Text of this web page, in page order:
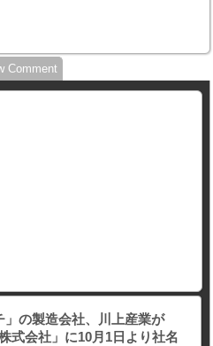
Comment
」の製造会社、川上産業が
式会社」に10月1日より社名